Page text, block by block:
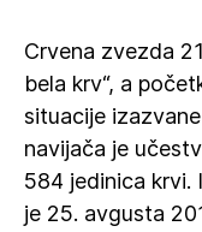
Crvena zvezda
bela krv“, a
situacije
navijača je
584 jedinica krvi.
je 25. avgusta